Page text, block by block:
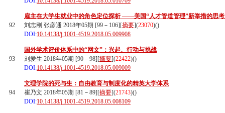
92
雇主在大学生就业中的角色定位探析 ——美国“人才管道管理”新举措的思
刘志刚 张彦通 2018年05期 [99－106][摘要](23070)()
DOI:10.14138/j.1001-4519.2018.05.009908
93
国外学术评价体系中的“网文”：兴起、行动与挑战
刘爱生 2018年05期 [90－98][摘要](22422)()
DOI:10.14138/j.1001-4519.2018.05.009009
94
文理学院的死与生：自由教育与制度化的精英大学体系
崔乃文 2018年05期 [81－89][摘要](21743)()
DOI:10.14138/j.1001-4519.2018.05.008109